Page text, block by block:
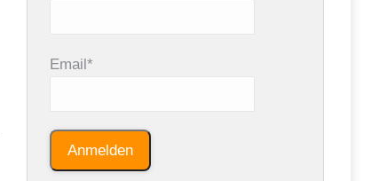
Email*